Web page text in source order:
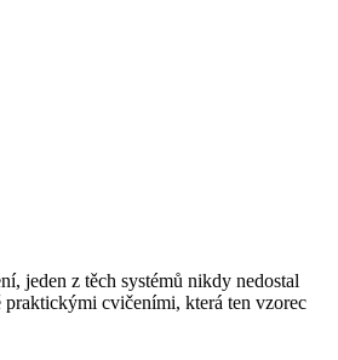
jeden z těch systémů nikdy nedostal
praktickými cvičeními, která ten vzorec